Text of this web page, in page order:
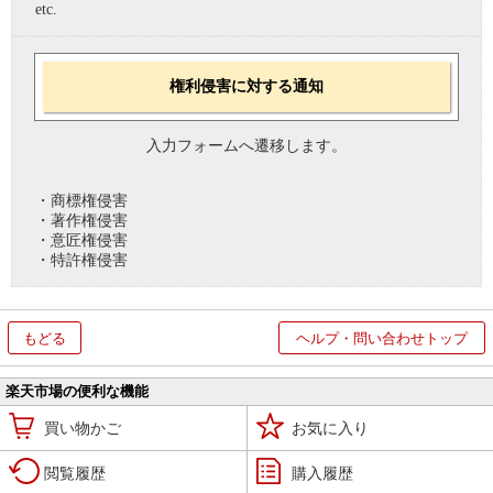
etc.
権利侵害に対する通知
入力フォームへ遷移します。
・商標権侵害
・著作権侵害
・意匠権侵害
・特許権侵害
もどる ヘルプ・問い合わせトップ
楽天市場の便利な機能
買い物かご お気に入り
閲覧履歴 購入履歴